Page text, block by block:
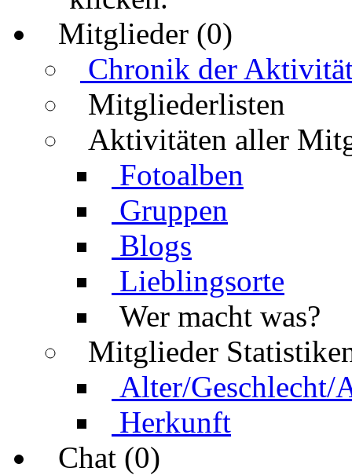
Mitglieder (0)
Chronik der
Mitgliederlisten
Aktivitäten aller
Fotoalben
Gruppen
Blogs
Lieblingsorte
Wer macht was?
Mitglieder
Alter/Geschlecht/
Herkunft
Chat (0)